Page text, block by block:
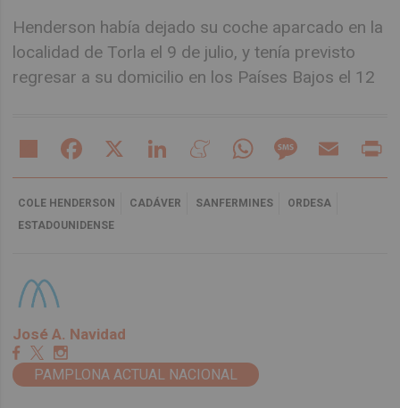
Henderson había dejado su coche aparcado en la
localidad de Torla el 9 de julio, y tenía previsto
regresar a su domicilio en los Países Bajos el 12
Share Facebook LinkedIn MeneameWhatsAppMessageEmail
COLE HENDERSON CADÁVER SANFERMINES
ORDESA
ESTADOUNIDENSE
José A. Navidad
PAMPLONA ACTUAL NACIONAL